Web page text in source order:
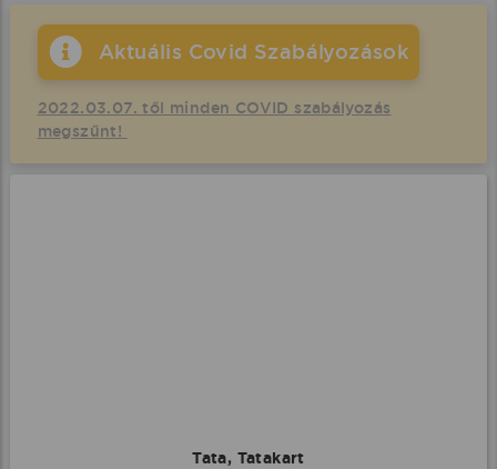
Aktuális Covid Szabályozások
2022.03.07. től minden COVID szabályozás
megszűnt!
Tata, Tatakart